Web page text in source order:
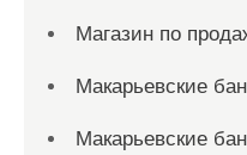
Магазин по
Макарьевские
Макарьевские